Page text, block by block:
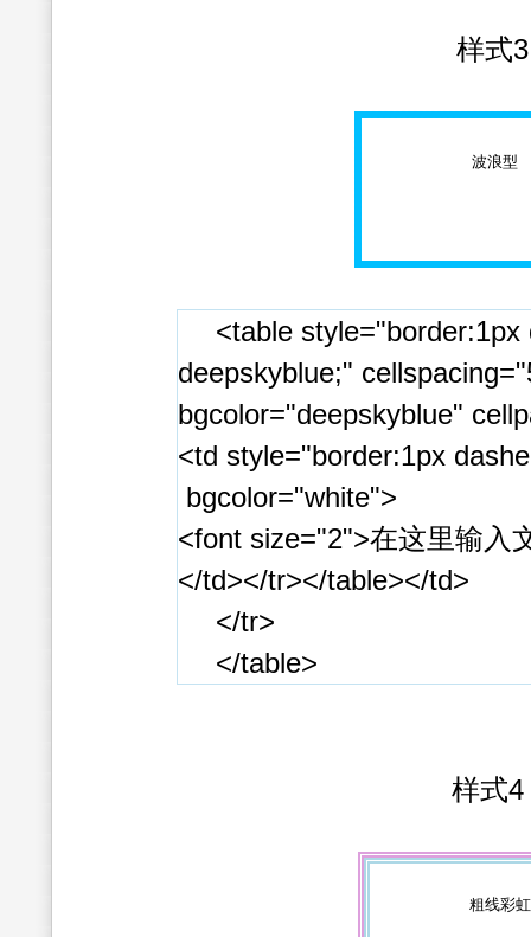
样式3
波浪
<table style="border:1px
deepskyblue;"
bgcolor="deepskyblue"
<td style="border:1px
bgcolor="white">
<font size="2">在这里输入
</td></tr></table></td>
</tr>
</table>
样式4
粗线